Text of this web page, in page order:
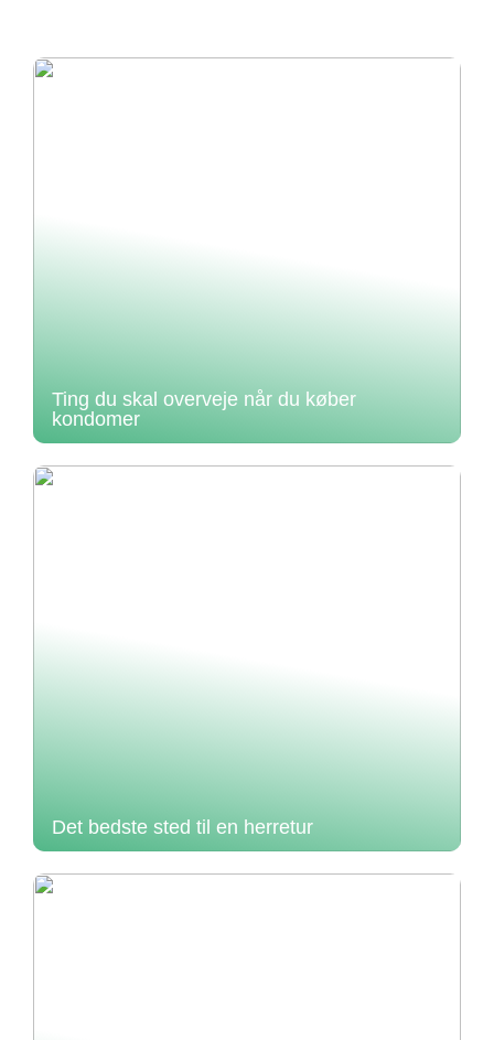
Ting du skal overveje når du køber
kondomer
Det bedste sted til en herretur